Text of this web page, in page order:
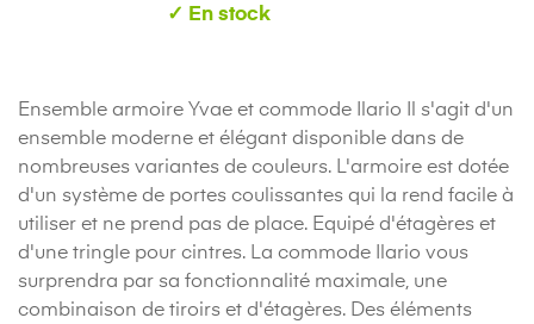
Ensemble armoire Yvae et commode Ilario Il s'agit d'un
ensemble moderne et élégant disponible dans de
nombreuses variantes de couleurs. L'armoire est dotée
d'un système de portes coulissantes qui la rend facile à
utiliser et ne prend pas de place. Equipé d'étagères et
d'une tringle pour cintres. La commode Ilario vous
surprendra par sa fonctionnalité maximale, une
combinaison de tiroirs et d'étagères. Des éléments